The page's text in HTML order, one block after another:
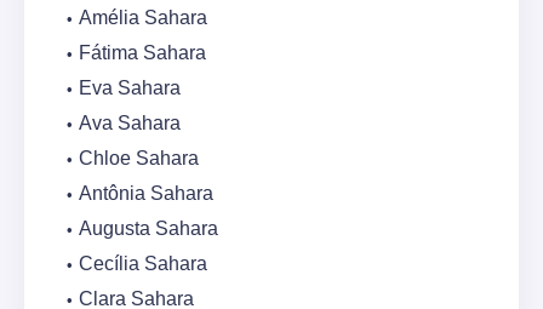
Amélia Sahara
Fátima Sahara
Eva Sahara
Ava Sahara
Chloe Sahara
Antônia Sahara
Augusta Sahara
Cecília Sahara
Clara Sahara